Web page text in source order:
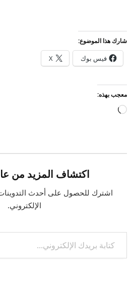
شارك هذا الموضوع:
فيس بوك X
معجب بهذه:
جاري
اكتشاف المزيد من
اشترك للحصول على أحدث
الإلكتروني.
كتابة بريدك الإلكتروني...